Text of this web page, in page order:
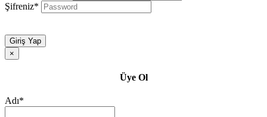
Şifreniz*
Giriş Yap
×
Üye Ol
Adı*